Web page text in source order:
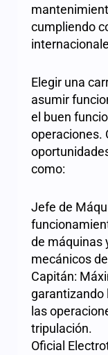
cumpliendo
Elegir una
asumir
el buen
operaciones.
como:
Jefe de
de máquinas
mecánicos
Capitán:
garantizando
las
tripulación.
Oficial